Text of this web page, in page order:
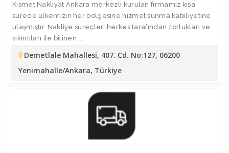
Kısmet Nakliyat Ankara merkezli kurulan firmamız kısa
sürede ülkemizin her bölgesine hizmet sunma kabiliyetine
ulaşmıştır. Nakliye süreçleri herkes tarafından zorlukları ve
sıkıntıları ile bilinen ...
Demetlale Mahallesi, 407. Cd. No:127, 06200
Yenimahalle/Ankara, Türkiye